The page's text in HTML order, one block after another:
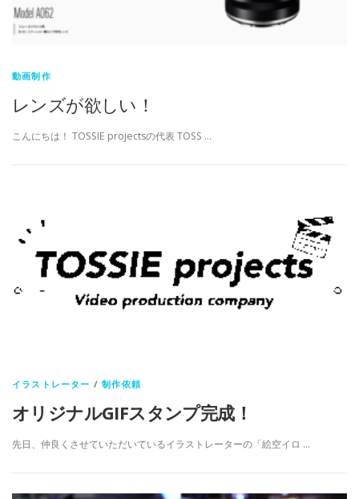
動画制作
レンズが欲しい！
こんにちは！ TOSSIE projectsの代表 TOSS …
イラストレーター /制作依頼
オリジナルGIFスタンプ完成！
先日、仲良くさせていただいているイラストレーターの「絵空イロ …